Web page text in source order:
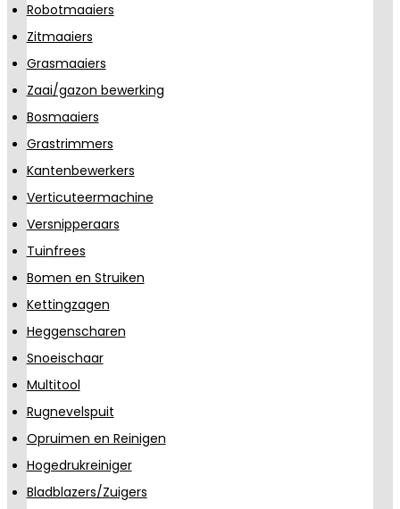
Robotmaaiers
Zitmaaiers
Grasmaaiers
Zaai/gazon bewerking
Bosmaaiers
Grastrimmers
Kantenbewerkers
Verticuteermachine
Versnipperaars
Tuinfrees
Bomen en Struiken
Kettingzagen
Heggenscharen
Snoeischaar
Multitool
Rugnevelspuit
Opruimen en Reinigen
Hogedrukreiniger
Bladblazers/Zuigers